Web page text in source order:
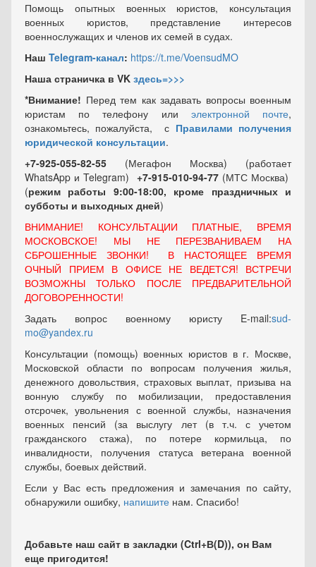
Помощь опытных военных юристов, консультация
военных юристов, представление интересов
военнослужащих и членов их семей в судах.
Наш Telegram-канал: https://t.me/VoensudMO
Наша страничка в VK здесь=>>>
*Внимание! Перед тем как задавать вопросы военным
юристам по телефону или электронной почте,
ознакомьтесь, пожалуйста, с Правилами получения
юридической консультации.
+7-925-055-82-55 (Мегафон Москва) (работает
WhatsApp и Telegram) +7-915-010-94-77 (МТС Москва)
(режим работы 9:00-18:00, кроме праздничных и
субботы и выходных дней)
ВНИМАНИЕ! КОНСУЛЬТАЦИИ ПЛАТНЫЕ, ВРЕМЯ
МОСКОВСКОЕ! МЫ НЕ ПЕРЕЗВАНИВАЕМ НА
СБРОШЕННЫЕ ЗВОНКИ! В НАСТОЯЩЕЕ ВРЕМЯ
ОЧНЫЙ ПРИЕМ В ОФИСЕ НЕ ВЕДЕТСЯ! ВСТРЕЧИ
ВОЗМОЖНЫ ТОЛЬКО ПОСЛЕ ПРЕДВАРИТЕЛЬНОЙ
ДОГОВОРЕННОСТИ!
Задать вопрос военному юристу E-mail:sud-
mo@yandex.ru
Консультации (помощь) военных юристов в г. Москве,
Московской области по вопросам получения жилья,
денежного довольствия, страховых выплат, призыва на
вонную службу по мобилизации, предоставления
отсрочек, увольнения с военной службы, назначения
военных пенсий (за выслугу лет (в т.ч. с учетом
гражданского стажа), по потере кормильца, по
инвалидности, получения статуса ветерана военной
службы, боевых действий.
Если у Вас есть предложения и замечания по сайту,
обнаружили ошибку, напишите нам. Спасибо!
Добавьте наш сайт в закладки (Ctrl+В(D)), он Вам
еще пригодится!